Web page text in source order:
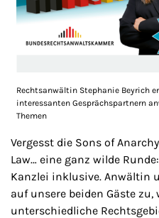
Rechtsanwältin Stephanie Beyrich
interessanten Gesprächspartnern
Themen
Vergesst die Sons of
Law… eine ganz wilde
Kanzlei inklusive. Anwältin
auf unsere beiden Gäste
unterschiedliche